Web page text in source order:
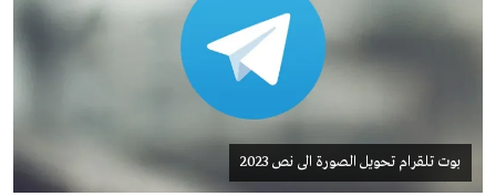
بوت تلقرام تحويل الصورة الى نص 2023